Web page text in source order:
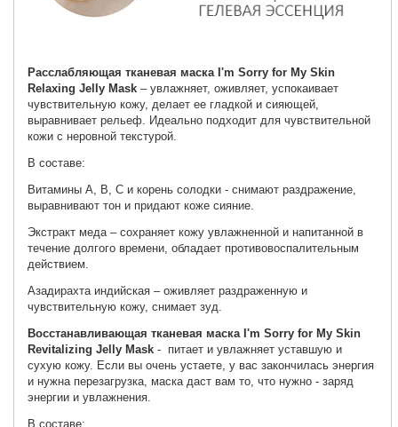
Расслабляющая тканевая маска I'm Sorry for My Skin
Relaxing Jelly Mask – увлажняет, оживляет, успокаивает
чувствительную кожу, делает ее гладкой и сияющей,
выравнивает рельеф. Идеально подходит для чувствительной
кожи с неровной текстурой.
В составе:
Витамины А, В, С и корень солодки - снимают раздражение,
выравнивают тон и придают коже сияние.
Экстракт меда – сохраняет кожу увлажненной и напитанной в
течение долгого времени, обладает противовоспалительным
действием.
Азадирахта индийская – оживляет раздраженную и
чувствительную кожу, снимает зуд.
Восстанавливающая тканевая маска I'm Sorry for My Skin
Revitalizing Jelly Mask - питает и увлажняет уставшую и
сухую кожу. Если вы очень устаете, у вас закончилась энергия
и нужна перезагрузка, маска даст вам то, что нужно - заряд
энергии и увлажнения.
В составе: